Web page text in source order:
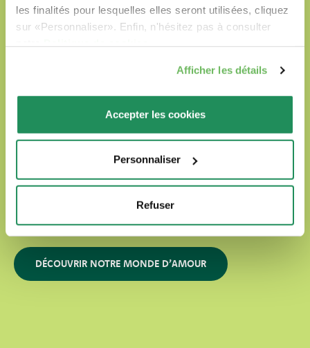
les finalités pour lesquelles elles seront utilisées, cliquez
sur «Personnaliser». Enfin, n'hésitez pas à consulter
Afficher les détails
Accepter les cookies
Personnaliser
Refuser
Oasy, c’est un Monde d’Amour pour vos amis à
préparés avec des ingrédients naturels
sélectionnés
formulés sans colorants artificiels
formulés sans OGM ni soja
labellisés Cruelty Free
DÉCOUVRIR NOTRE MONDE D’AMOUR